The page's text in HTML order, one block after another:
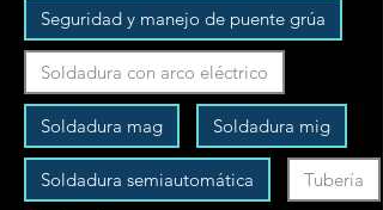
Seguridad y manejo de puente grúa
Soldadura con arco eléctrico
Soldadura mag Soldadura mig
Soldadura semiautomática Tubería